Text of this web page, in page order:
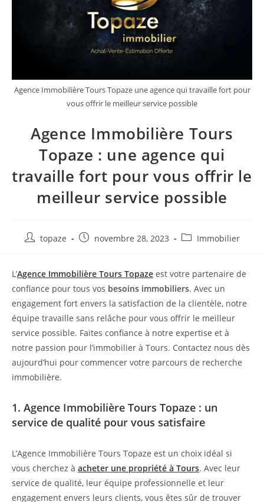
Agence Immobilière Tours Topaze une agence qui travaille fort pour
vous offrir le meilleur service possible
Agence Immobilière Tours
Topaze : une agence qui
travaille fort pour vous offrir le
meilleur service possible
Auteur/autrice
publication :
topaze
Publication
novembre 28, 2023
Post Immobilier
L’Agence Immobilière Tours Topaze est votre partenaire de
confiance pour tous vos besoins immobiliers. Avec un
engagement fort envers la satisfaction de la clientèle, notre
équipe travaille sans relâche pour vous offrir le meilleur
service possible. Faites confiance à notre expertise et à
notre passion pour l’immobilier à Tours. Contactez nous dès
aujourd’hui pour commencer votre parcours de recherche
immobilière.
1. Agence Immobilière Tours Topaze : un
service de qualité pour vous satisfaire
L’Agence Immobilière Tours Topaze est un choix idéal si
vous cherchez à acheter une propriété à Tours. Avec leur
service de qualité, leur équipe professionnelle et leur
engagement envers leurs clients, vous êtes sûr de trouver